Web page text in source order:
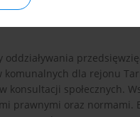
komunalnych dla rejonu
konsultacji społecznych.
prawnymi oraz normami.